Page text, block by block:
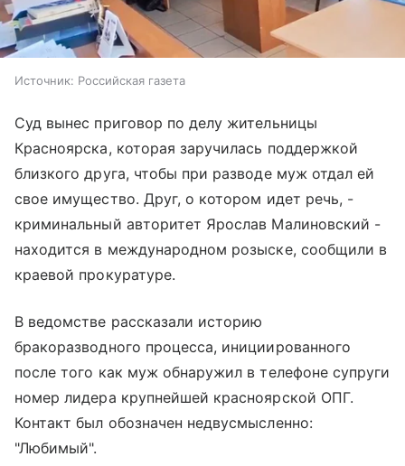
Источник: Российская газета
Суд вынес приговор по делу жительницы
Красноярска, которая заручилась поддержкой
близкого друга, чтобы при разводе муж отдал ей
свое имущество. Друг, о котором идет речь, -
криминальный авторитет Ярослав Малиновский -
находится в международном розыске, сообщили в
краевой прокуратуре.
В ведомстве рассказали историю
бракоразводного процесса, инициированного
после того как муж обнаружил в телефоне супруги
номер лидера крупнейшей красноярской ОПГ.
Контакт был обозначен недвусмысленно:
"Любимый".